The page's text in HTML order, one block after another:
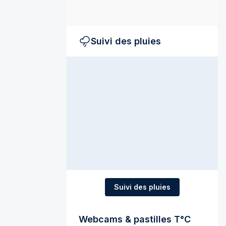
Suivi des pluies
Suivi des pluies
Webcams & pastilles T°C